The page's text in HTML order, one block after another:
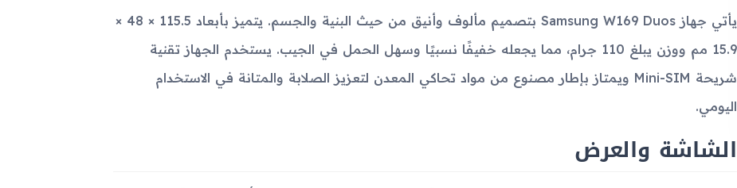
يأتي جهاز Samsung W169 Duos بتصميم مألوف وأنيق من حيث البنية والجسم. يتميز بأبعاد 115.5 × 48 ×
15.9 مم ووزن يبلغ 110 جرام، مما يجعله خفيفًا نسبيًا وسهل الحمل في الجيب. يستخدم الجهاز تقنية
شريحة Mini-SIM ويمتاز بإطار مصنوع من مواد تحاكي المعدن لتعزيز الصلابة والمتانة في الاستخدام
اليومي.
الشاشة والعرض